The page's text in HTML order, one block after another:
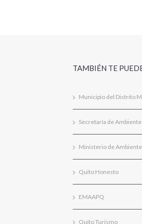
TAMBIÉN TE
Municipio del Distrito
Secretaría de Ambiente
Ministerio de Ambiente
Quito Honesto
EMAAPQ
Quito Turismo